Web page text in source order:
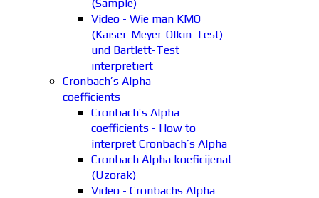
(Sample)
Video - Wie man KMO
(Kaiser-Meyer-Olkin-Test)
und Bartlett-Test
interpretiert
Cronbach’s Alpha
coefficients
Cronbach’s Alpha
coefficients - How to
interpret Cronbach’s Alpha
Cronbach Alpha koeficijenat
(Uzorak)
Video - Cronbachs Alpha